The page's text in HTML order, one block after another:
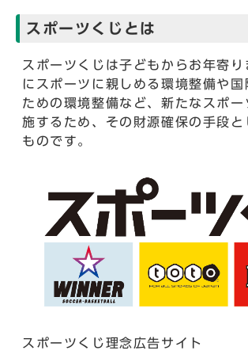
スポーツくじとは
スポーツくじは子どもからお年寄
にスポーツに親しめる環境整備や国
ための環境整備など、新たなスポー
施するため、その財源確保の手段と
ものです。
スポーツくじ理念広告サイト